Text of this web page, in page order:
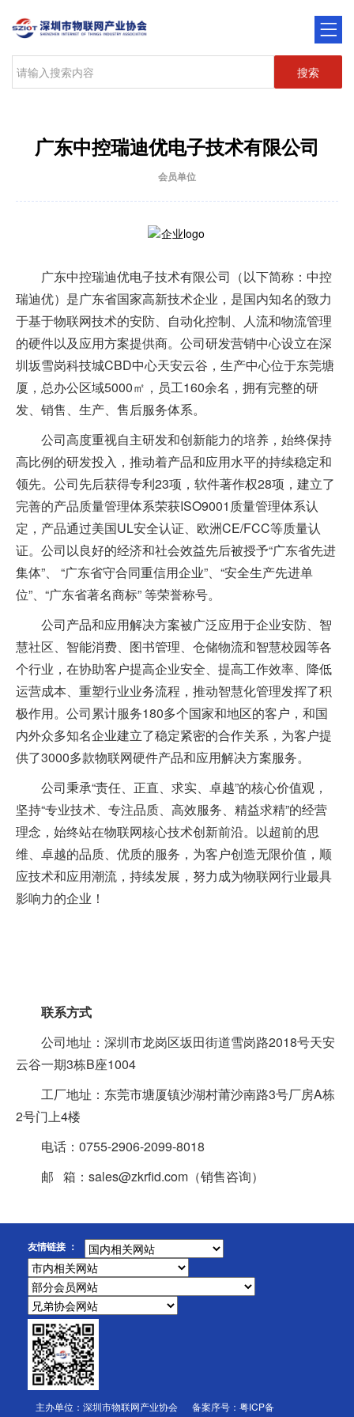
搜索
广东中控瑞迪优电子技术有限公司
会员单位
广东中控瑞迪优电子技术有限公司（以下简称：中控
瑞迪优）是广东省国家高新技术企业，是国内知名的致力
于基于物联网技术的安防、自动化控制、人流和物流管理
的硬件以及应用方案提供商。公司研发营销中心设立在深
圳坂雪岗科技城CBD中心天安云谷，生产中心位于东莞塘
厦，总办公区域5000㎡，员工160余名，拥有完整的研
发、销售、生产、售后服务体系。
公司高度重视自主研发和创新能力的培养，始终保持
高比例的研发投入，推动着产品和应用水平的持续稳定和
领先。公司先后获得专利23项，软件著作权28项，建立了
完善的产品质量管理体系荣获ISO9001质量管理体系认
定，产品通过美国UL安全认证、欧洲CE/FCC等质量认
证。公司以良好的经济和社会效益先后被授予“广东省先进
集体”、 “广东省守合同重信用企业”、“安全生产先进单
位”、“广东省著名商标” 等荣誉称号。
公司产品和应用解决方案被广泛应用于企业安防、智
慧社区、智能消费、图书管理、仓储物流和智慧校园等各
个行业，在协助客户提高企业安全、提高工作效率、降低
运营成本、重塑行业业务流程，推动智慧化管理发挥了积
极作用。公司累计服务180多个国家和地区的客户，和国
内外众多知名企业建立了稳定紧密的合作关系，为客户提
供了3000多款物联网硬件产品和应用解决方案服务。
公司秉承“责任、正直、求实、卓越”的核心价值观，
坚持“专业技术、专注品质、高效服务、精益求精”的经营
理念，始终站在物联网核心技术创新前沿。以超前的思
维、卓越的品质、优质的服务，为客户创造无限价值，顺
应技术和应用潮流，持续发展，努力成为物联网行业最具
影响力的企业！
联系方式
公司地址：深圳市龙岗区坂田街道雪岗路2018号天安
云谷一期3栋B座1004
工厂地址：东莞市塘厦镇沙湖村莆沙南路3号厂房A栋
2号门上4楼
电话：0755-2906-2099-8018
邮 箱：sales@zkrfid.com（销售咨询）
友情链接 ：
主办单位：深圳市物联网产业协会 备案序号： 粤ICP备